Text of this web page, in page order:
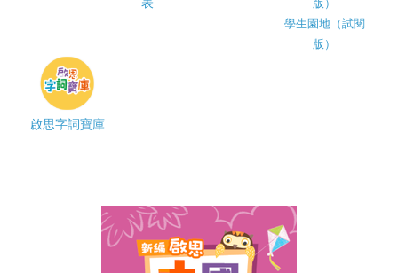
表
版）
學生園地（試閱
版）
啟思字詞寶庫